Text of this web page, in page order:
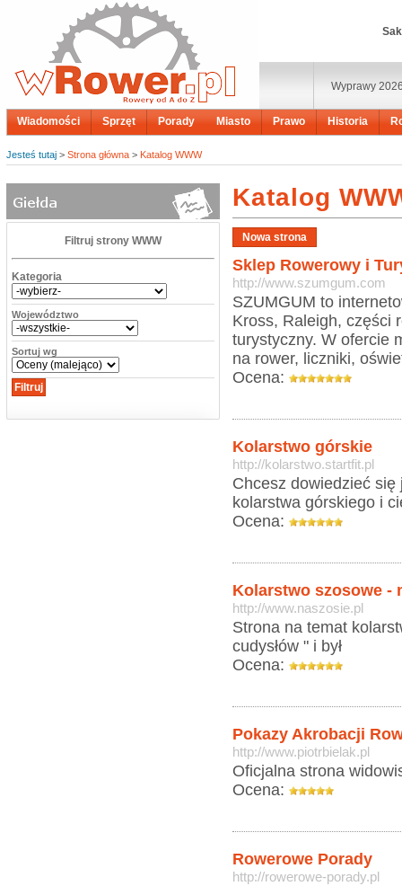
Wyprawy
Wiadomości Sprzęt Porady Miasto Prawo Historia
Jesteś tutaj > Strona główna > Katalog WWW
Filtruj strony WWW
Kategoria
Województwo
Sortuj wg
Katalog
Sklep Rowerowy i
http://www.szumgum.com
SZUMGUM to
Kross, Raleigh, części
turystyczny. W ofercie
na rower, liczniki,
Ocena:
Kolarstwo górskie
http://kolarstwo.startfit.pl
Chcesz dowiedzieć
kolarstwa górskiego i
Ocena:
Kolarstwo szosowe -
http://www.naszosie.pl
Strona na temat
cudysłów " i był
Ocena:
Pokazy Akrobacji
http://www.piotrbielak.pl
Oficjalna strona
Ocena:
Rowerowe Porady
http://rowerowe-porady.pl